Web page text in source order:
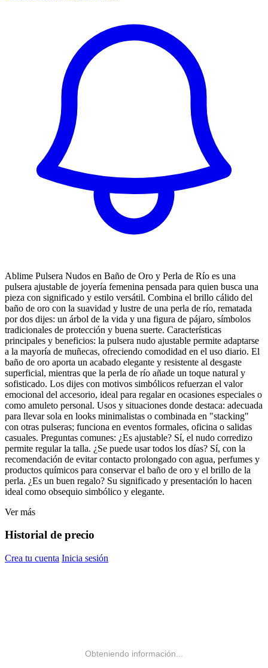
Ablime Pulsera Nudos en Baño de Oro y Perla de Río es una
pulsera ajustable de joyería femenina pensada para quien busca una
pieza con significado y estilo versátil. Combina el brillo cálido del
baño de oro con la suavidad y lustre de una perla de río, rematada
por dos dijes: un árbol de la vida y una figura de pájaro, símbolos
tradicionales de protección y buena suerte. Características
principales y beneficios: la pulsera nudo ajustable permite adaptarse
a la mayoría de muñecas, ofreciendo comodidad en el uso diario. El
baño de oro aporta un acabado elegante y resistente al desgaste
superficial, mientras que la perla de río añade un toque natural y
sofisticado. Los dijes con motivos simbólicos refuerzan el valor
emocional del accesorio, ideal para regalar en ocasiones especiales o
como amuleto personal. Usos y situaciones donde destaca: adecuada
para llevar sola en looks minimalistas o combinada en "stacking"
con otras pulseras; funciona en eventos formales, oficina o salidas
casuales. Preguntas comunes: ¿Es ajustable? Sí, el nudo corredizo
permite regular la talla. ¿Se puede usar todos los días? Sí, con la
recomendación de evitar contacto prolongado con agua, perfumes y
productos químicos para conservar el baño de oro y el brillo de la
perla. ¿Es un buen regalo? Su significado y presentación lo hacen
ideal como obsequio simbólico y elegante.
Ver más
Historial de precio
Crea tu cuenta Inicia sesión
Obteniendo información...